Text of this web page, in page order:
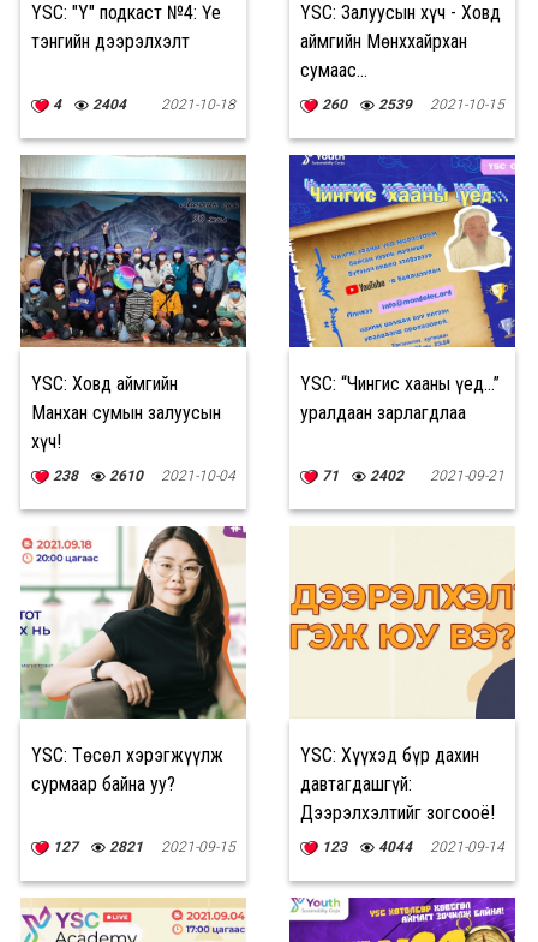
YSC: "Y" подкаст №4: Үе
тэнгийн дээрэлхэлт
4 2404 2021-10-18
YSC: Залуусын хүч - Ховд
аймгийн Мөнххайрхан
сумаас…
260 2539 2021-10-15
YSC: Ховд аймгийн
Манхан сумын залуусын
хүч!
238 2610 2021-10-04
YSC: “Чингис хааны үед...”
уралдаан зарлагдлаа
71 2402 2021-09-21
YSC: Төсөл хэрэгжүүлж
сурмаар байна уу?
127 2821 2021-09-15
YSC: Хүүхэд бүр дахин
давтагдашгүй:
Дээрэлхэлтийг зогсооё!
123 4044 2021-09-14